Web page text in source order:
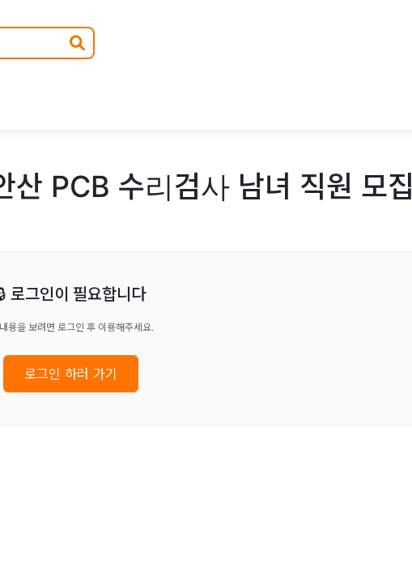
산 PCB 수리검사 남녀 직원 모집
로그인이 필요합니다
용을 보려면 로그인 후 이용해주세요.
로그인 하러 가기